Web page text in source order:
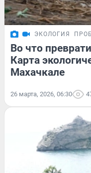
ЭКОЛОГИЯ
Во что
Карта
Махачкале
26 марта, 2026, 06:30